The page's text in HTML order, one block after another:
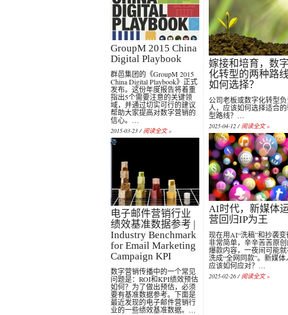
GroupM 2015 China
Digital Playbook
群邑集团的《GroupM 2015
China Digital Playbook》正式
发布。这份年度报告将着重
指出5个需要注意的关键领
域，并通过切实可行的建议
帮助大家提高对数字营销的
信心。…
2015-03-23 / 阅读全文 »
电子邮件营销行业
绩效基准数据参考 |
Industry Benchmark
for Email Marketing
Campaign KPI
数字营销传播中的一个常见
问题是：ROI和KPI绩效预估
如何？为了做出预估，必须
要有基准数据参考。下面是
最近发现的电子邮件营销行
业的一些绩效基准数据。…
嫁接和培育，数字
化转型的两种路
如何选择？
公司老板或数字化转型
人，应该如何选择适合
型路线？…
2025-04-12 / 阅读全文 »
AI时代，新媒体
营回归IP为王
现在用AI“洗稿”和抄袭变
非常简单，辛辛苦苦原创
爆款内容，一夜间可能
洗成“全网同款”。新媒体
应该如何应对？…
2025-02-26 / 阅读全文 »